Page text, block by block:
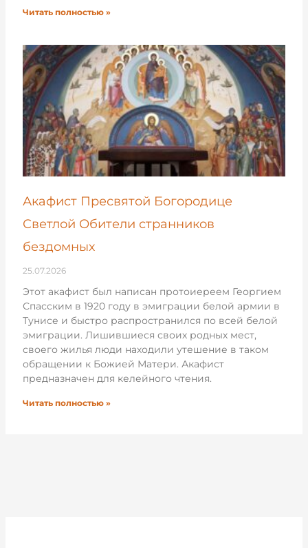
Читать полностью »
Акафист Пресвятой Богородице
Светлой Обители странников
бездомных
25.07.2026
Этот акафист был написан протоиереем Георгием
Спасским в 1920 году в эмиграции белой армии в
Тунисе и быстро распространился по всей белой
эмиграции. Лишившиеся своих родных мест,
своего жилья люди находили утешение в таком
обращении к Божией Матери. Акафист
предназначен для келейного чтения.
Читать полностью »